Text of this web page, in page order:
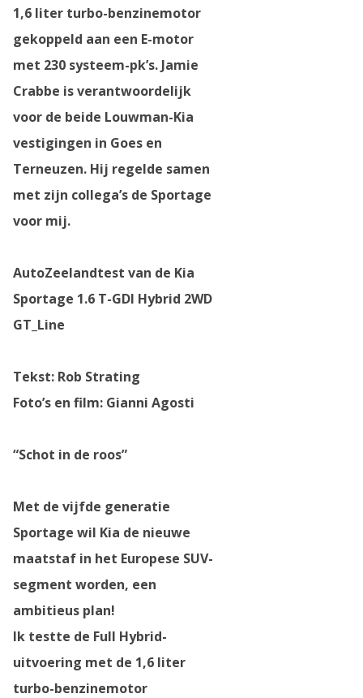
1,6 liter turbo-benzinemotor
gekoppeld aan een E-motor
met 230 systeem-pk’s. Jamie
Crabbe is verantwoordelijk
voor de beide Louwman-Kia
vestigingen in Goes en
Terneuzen. Hij regelde samen
met zijn collega’s de Sportage
voor mij.
AutoZeelandtest van de Kia
Sportage 1.6 T-GDI Hybrid 2WD
GT_Line
Tekst: Rob Strating
Foto’s en film: Gianni Agosti
“Schot in de roos”
Met de vijfde generatie
Sportage wil Kia de nieuwe
maatstaf in het Europese SUV-
segment worden, een
ambitieus plan!
Ik testte de Full Hybrid-
uitvoering met de 1,6 liter
turbo-benzinemotor